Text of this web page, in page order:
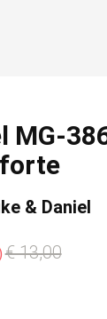
MG-
& Daniel
€ 13,00